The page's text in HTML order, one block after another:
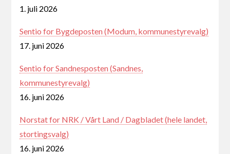
1. juli 2026
Sentio for Bygdeposten (Modum, kommunestyrevalg)
17. juni 2026
Sentio for Sandnesposten (Sandnes,
kommunestyrevalg)
16. juni 2026
Norstat for NRK / Vårt Land / Dagbladet (hele landet,
stortingsvalg)
16. juni 2026